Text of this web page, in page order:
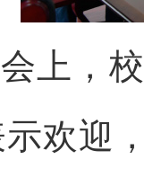
上，
欢迎